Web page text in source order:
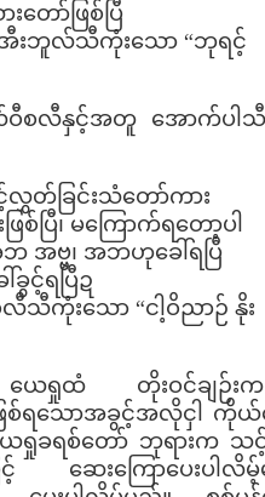
ော်ဖြစ်ပြီ
းဘူလ်သီကုံးသော “ဘုရင့်
စလီနှင့်အတူ အောက်ပါသီခ
င့်လွှတ်ခြင်းသံတော်ကား
ပြီ၊ မကြောက်ရတော့ပါ
အဗ္ဗ၊ အဘဟုခေါ်ရပြီ
င့်ရပြီဍ
လီသီကုံးသော “ငါ့ဝိညာဉ် နိုး
ေရှုထံ တိုးဝင်ချဉ်းကပ်
စ်ရသောအခွင့်အလိုငှါ ကိုယ်
ေရှုခရစ်တော် ဘုရားက သ
ဆေးကြောပေးပါလိမ့်